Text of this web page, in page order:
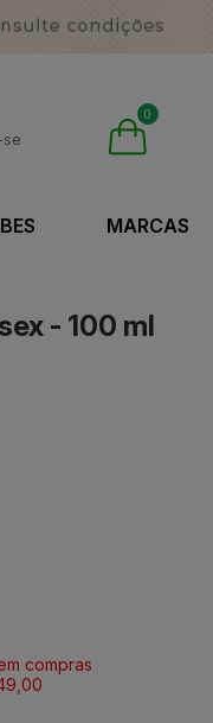
se
0
MARCAS
- 100 ml
compras